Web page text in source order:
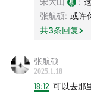
Peaceland -
张航硕: 或许
共3条回复
张航硕
2025.1.18
18:12 可以去那